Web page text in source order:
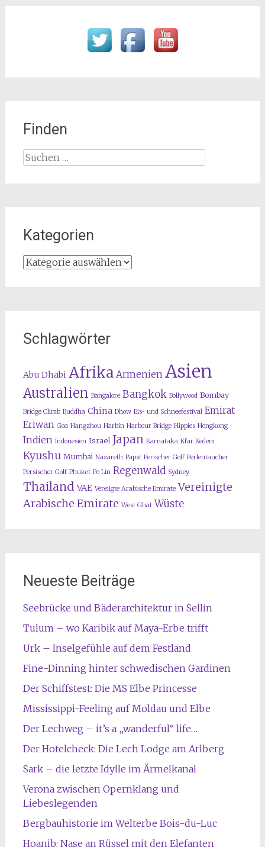
Finden
Suchen
nach:
Kategorien
Kategorien
Schlagwörter
Abu Dhabi Afrika Armenien Asien
Australien Bangalore Bangkok Bollywood Bombay
Bridge Climb Buddha China Dhow Eis- und Schneefestival Emirat
Eriwan Goa Hangzhou Harbin Harbour Bridge Hippies Hongkong
Indien Indonesien Israel Japan Karnataka Kfar Kedem
Kyushu Mumbai Nazareth Papst Perischer Golf Perlentaucher
Persischer Golf Phuket Po Lin Regenwald Sydney
Thailand VAE Vereiigte Arabische Emirate Vereinigte
Arabische Emirate West Ghat Wüste
Neueste Beiträge
Seebrücke und Bäderarchitektur in Sellin
Tulum – wo Karibik auf Maya-Erbe trifft
Urk – Inselgefühle auf dem Festland
Fine-Dinning hinter schwedischen Gardinen
Der Schiffstest: Die MS Elbe Princesse
Mississippi-Feeling auf Moldau und Elbe
Der Lechweg – it’s a „wanderful“ life…
Der Hotelcheck: Die Lech Lodge am Arlberg
Sark – die letzte Idylle im Ärmelkanal
Verona zwischen Opernklang und
Liebeslegenden
Bergbauhistorie im Welterbe Bois-du-Luc
Hoanib: Nase an Rüssel mit den Elefanten